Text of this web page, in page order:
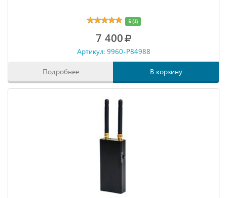
5 (1)
7 400
Артикул: 9960-P84988
Подробнее В корзину